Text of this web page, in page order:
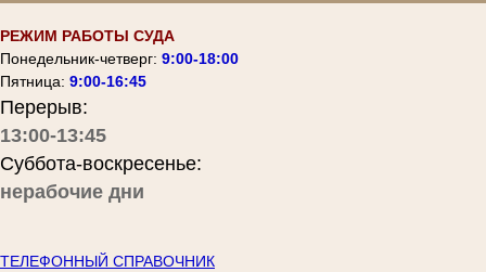
РЕЖИМ РАБОТЫ СУДА
Понедельник-четверг: 9:00-18:00
Пятница: 9:00-16:45
Перерыв:
13:00-13:45
Суббота-воскресенье:
нерабочие дни
ТЕЛЕФОННЫЙ СПРАВОЧНИК